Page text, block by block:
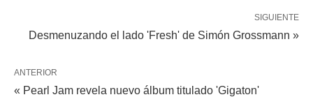
SIGUIENTE
Desmenuzando el lado 'Fresh' de Simón Grossmann »
ANTERIOR
« Pearl Jam revela nuevo álbum titulado 'Gigaton'